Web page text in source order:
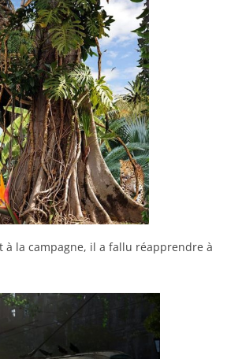
la campagne, il a fallu réapprendre à